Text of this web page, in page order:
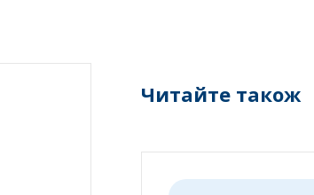
Читайте також